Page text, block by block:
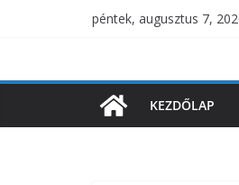
péntek, augusztus 7,
KEZDŐLAP